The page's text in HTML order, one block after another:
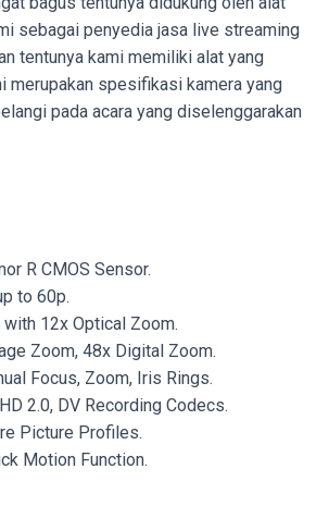
sebagai penyedia jasa live streaming
tentunya kami memiliki alat yang
merupakan spesifikasi kamera yang
pada acara yang diselenggarakan
R CMOS Sensor.
to 60p.
with 12x Optical Zoom.
Zoom, 48x Digital Zoom.
Focus, Zoom, Iris Rings.
2.0, DV Recording Codecs.
Picture Profiles.
Motion Function.